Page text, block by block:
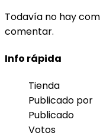
Todavía no hay
comentar.
Info rápida
Tienda
Publicado por
Publicado
Votos